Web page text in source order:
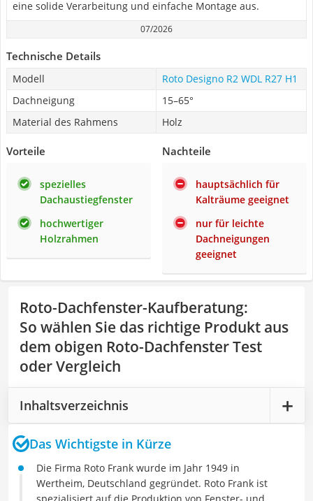
eine solide Verarbeitung und einfache Montage aus.
07/2026
Technische Details
Modell
Roto Designo R2 WDL R27 H1
Dachneigung
15–65°
Material des Rahmens
Holz
Vorteile
spezielles
Dachaustiegfenster
hochwertiger
Holzrahmen
Nachteile
hauptsächlich für
Kalträume geeignet
nur für leichte
Dachneigungen
geeignet
Roto-Dachfenster-Kaufberatung:
So wählen Sie das richtige Produkt aus
dem obigen Roto-Dachfenster Test
oder Vergleich
Inhaltsverzeichnis
Das Wichtigste in Kürze
Die Firma Roto Frank wurde im Jahr 1949 in
Wertheim, Deutschland gegründet. Roto Frank ist